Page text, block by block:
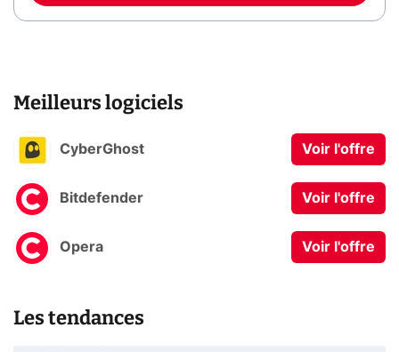
Meilleurs logiciels
CyberGhost Voir l'offre
Bitdefender Voir l'offre
Opera Voir l'offre
Les tendances